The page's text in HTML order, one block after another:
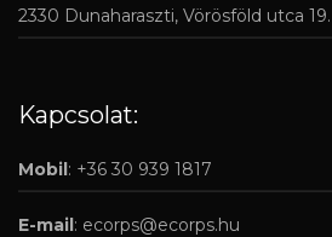
2330 Dunaharaszti, Vörösföld utca 19.
Kapcsolat:
Mobil: +36 30 939 1817
E-mail: ecorps@ecorps.hu